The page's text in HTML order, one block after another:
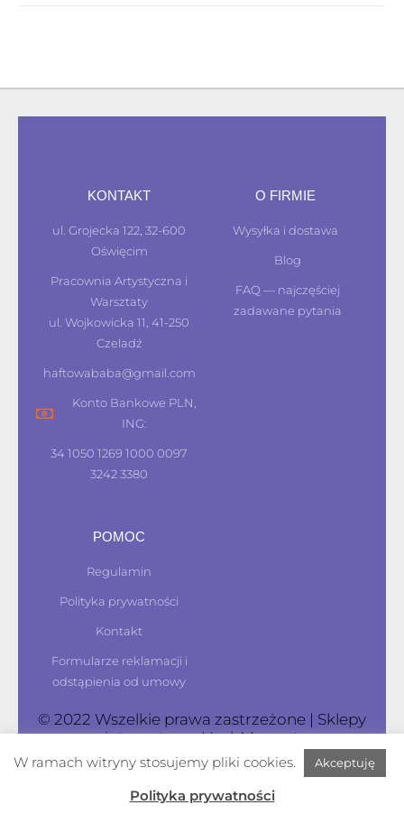
KONTAKT
ul. Grojecka 122, 32-600
Oświęcim
Pracownia Artystyczna i
Warsztaty
ul. Wojkowicka 11, 41-250
Czeladź
haftowababa@gmail.com
Konto Bankowe PLN,
ING:
34 1050 1269 1000 0097
3242 3380
O FIRMIE
Wysyłka i dostawa
Blog
FAQ — najczęściej
zadawane pytania
POMOC
Regulamin
Polityka prywatności
Kontakt
Formularze reklamacji i
odstąpienia od umowy
© 2022 Wszelkie prawa zastrzeżone | Sklepy
internetoweHashMagnet
W ramach witryny stosujemy pliki cookies. Akceptuję
Polityka prywatności